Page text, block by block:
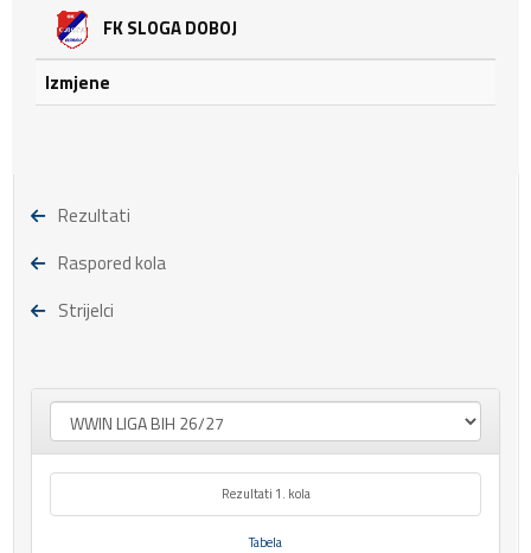
FK SLOGA DOBOJ
Izmjene
Rezultati
Raspored kola
Strijelci
Rezultati 1. kola
Tabela